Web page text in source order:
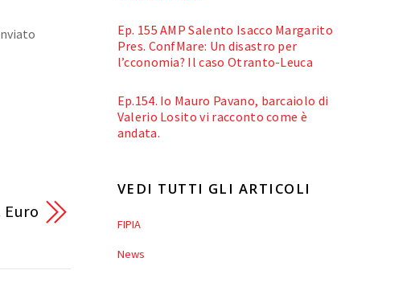
Euro
Ep. 155 AMP Salento Isacco Margarito
Pres. ConfMare: Un disastro per
l’cconomia? Il caso Otranto-Leuca
Ep.154. Io Mauro Pavano, barcaiolo di
Valerio Losito vi racconto come è
andata.
VEDI TUTTI GLI ARTICOLI
FIPIA
News